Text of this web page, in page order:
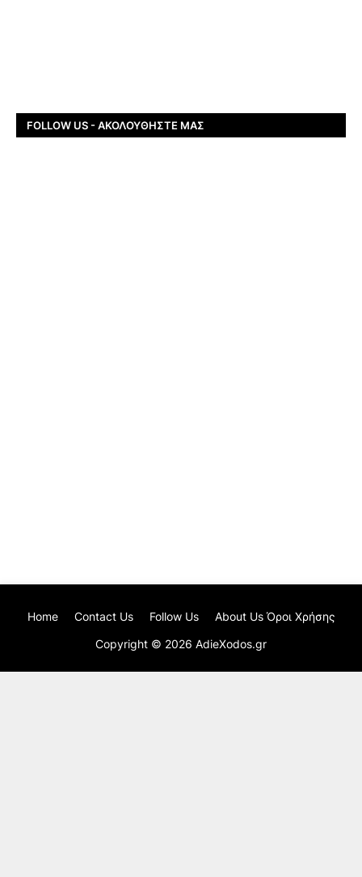
FOLLOW US - ΑΚΟΛΟΥΘΉΣΤΕ ΜΑΣ
Copyright © 2026 AdieXodos.gr
Home Contact Us Follow Us About Us Όροι Χρήσης